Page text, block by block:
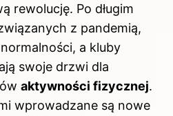
rewolucję. Po długim
z pandemią,
a kluby
swoje drzwi dla
aktywności fizycznej.
wprowadzane są nowe